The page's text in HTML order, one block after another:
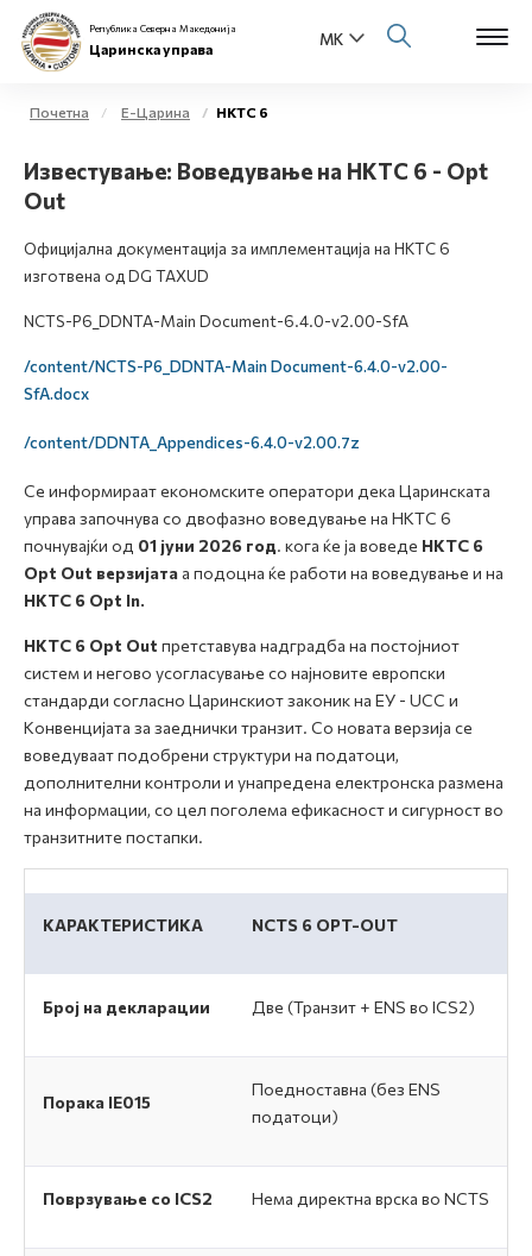
За нас
Е-Весник
Република Северна Македонија
Царинска управа
Почетна Е-Царина НКТС 6
Известување: Воведување на НКТС 6 - Opt
Out
Официјална документација за имплементација на НКТС 6
изготвена од DG TAXUD
NCTS-P6_DDNTA-Main Document-6.4.0-v2.00-SfA
/content/NCTS-P6_DDNTA-Main Document-6.4.0-v2.00-
SfA.docx
/content/DDNTA_Appendices-6.4.0-v2.00.7z
Се информираат економските оператори дека Царинската
управа започнува со двофазно воведување на НКТС 6
почнувајќи од 01 јуни 2026 год. кога ќе ја воведе НКТС 6
Opt Out верзијата а подоцна ќе работи на воведување и на
НКТС 6 Opt In.
НКТС 6 Opt Out претставува надградба на постојниот
систем и негово усогласување со најновите европски
стандарди согласно Царинскиот законик на ЕУ - UCC и
Конвенцијата за заеднички транзит. Со новата верзија се
воведуваат подобрени структури на податоци,
дополнителни контроли и унапредена електронска размена
на информации, со цел поголема ефикасност и сигурност во
транзитните постапки.
КАРАКТЕРИСТИКА NCTS 6 OPT-OUT
Број на декларации Две (Транзит + ENS во ICS2)
Порака IE015
Поедноставна (без ENS
податоци)
Поврзување со ICS2 Нема директна врска во NCTS